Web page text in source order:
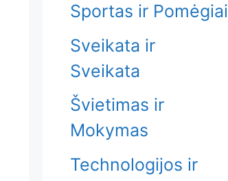
Sportas ir Pomėgiai
Sveikata ir
Sveikata
Švietimas ir
Mokymas
Technologijos ir